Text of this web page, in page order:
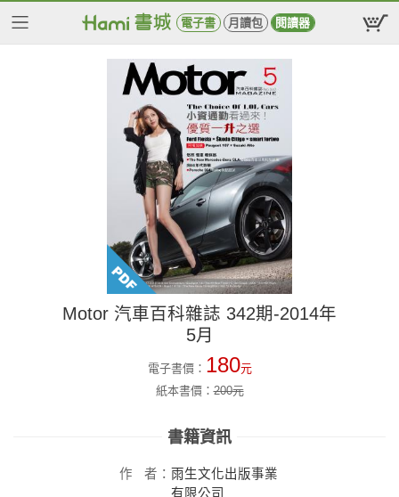
電子書 月讀包 閱讀器
Motor 汽車百科雜誌 342期-2014年
5月
電子書價： 180元
紙本書價：200元
書籍資訊
作 者： 雨生文化出版事業
有限公司